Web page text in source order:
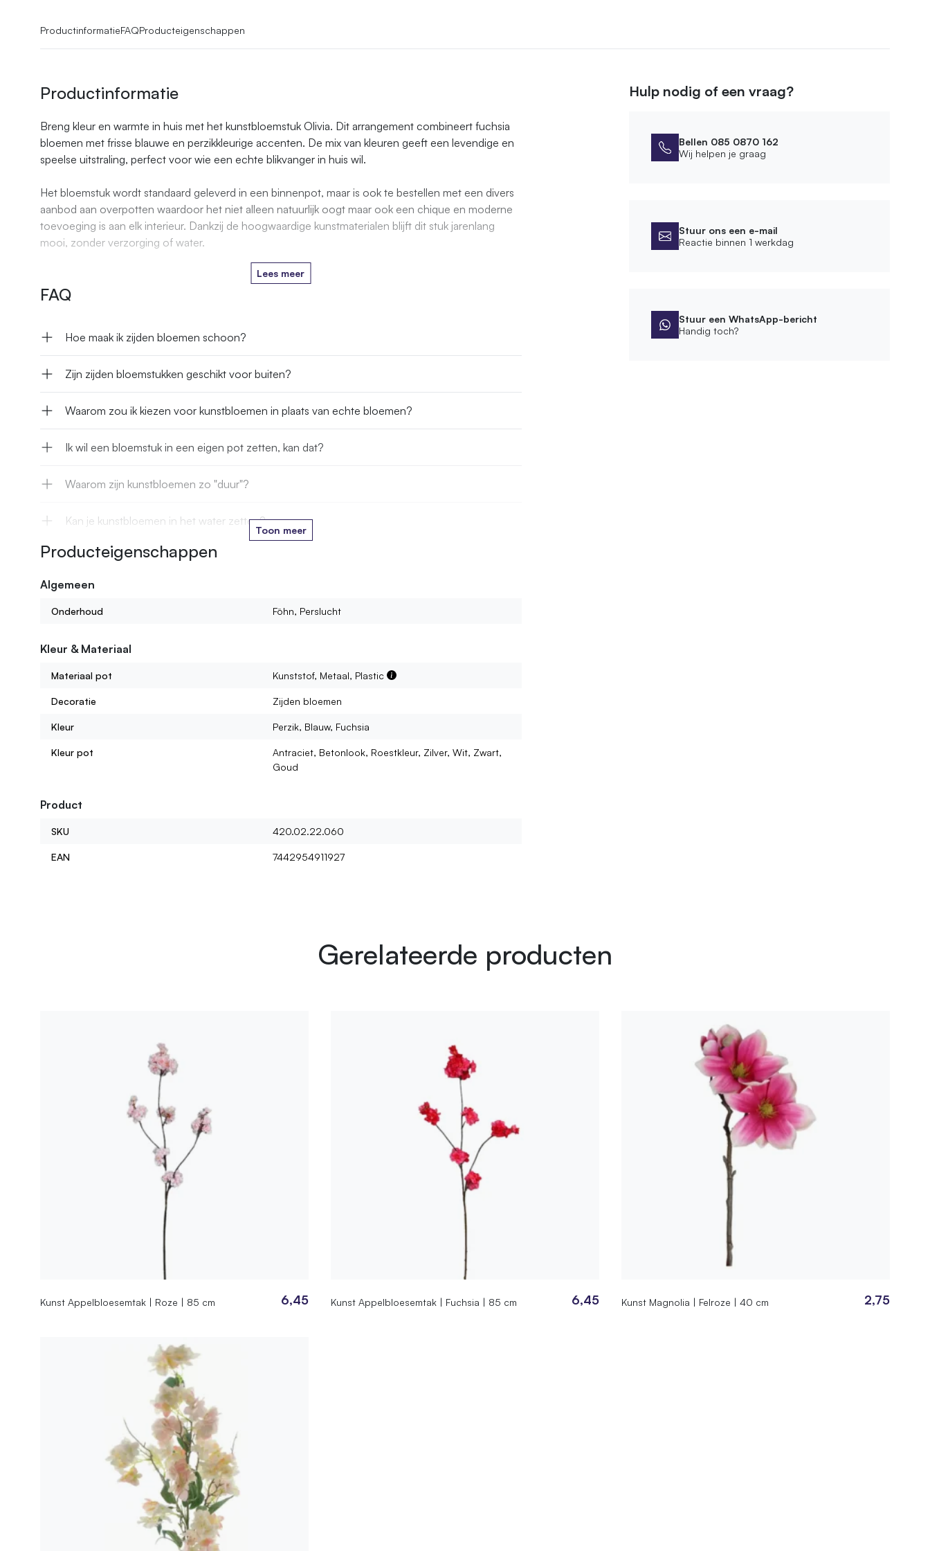
ProductinformatieFAQProducteigenschappen
Productinformatie
Breng kleur en warmte in huis met het kunstbloemstuk Olivia. Dit arrangement combineert fuchsia
bloemen met frisse blauwe en perzikkleurige accenten. De mix van kleuren geeft een levendige en
speelse uitstraling, perfect voor wie een echte blikvanger in huis wil.
Het bloemstuk wordt standaard geleverd in een binnenpot, maar is ook te bestellen met een divers
aanbod aan overpotten waardoor het niet alleen natuurlijk oogt maar ook een chique en moderne
toevoeging is aan elk interieur. Dankzij de hoogwaardige kunstmaterialen blijft dit stuk jarenlang
mooi, zonder verzorging of water.
Lees meer
FAQ
Hoe maak ik zijden bloemen schoon?
Zijn zijden bloemstukken geschikt voor buiten?
Waarom zou ik kiezen voor kunstbloemen in plaats van echte bloemen?
Ik wil een bloemstuk in een eigen pot zetten, kan dat?
Waarom zijn kunstbloemen zo "duur"?
Kan je kunstbloemen in het water zetten?
Hoe lang gaan jullie kunstbloemen mee?
Toon meer
Producteigenschappen
Algemeen
Onderhoud Föhn, Perslucht
Kleur & Materiaal
Materiaal pot Kunststof, Metaal, Plastic
Decoratie Zijden bloemen
Kleur Perzik, Blauw, Fuchsia
Kleur pot
Antraciet, Betonlook, Roestkleur, Zilver, Wit, Zwart,
Goud
Product
SKU 420.02.22.060
EAN 7442954911927
Hulp nodig of een vraag?
Bellen 085 0870 162
Wij helpen je graag
Stuur ons een e-mail
Reactie binnen 1 werkdag
Stuur een WhatsApp-bericht
Handig toch?
Gerelateerde producten
Kunst Appelbloesemtak | Roze | 85 cm 6,45 Kunst Appelbloesemtak | Fuchsia | 85 cm 6,45 Kunst Magnolia | Felroze | 40 cm 2,75